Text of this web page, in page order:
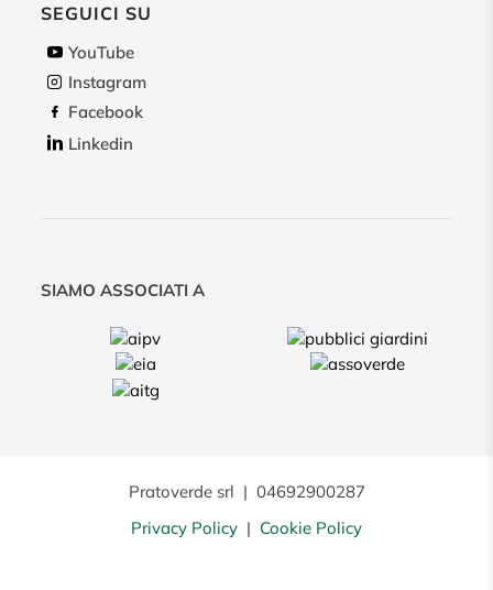
SEGUICI SU
YouTube
Instagram
Facebook
Linkedin
SIAMO ASSOCIATI A
Pratoverde srl | 04692900287
Privacy Policy | Cookie Policy